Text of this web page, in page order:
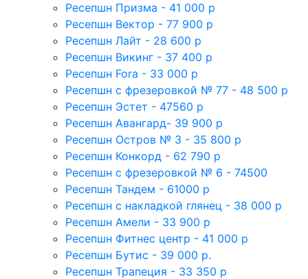
Ресепшн Призма - 41 000 р
Ресепшн Вектор - 77 900 р
Ресепшн Лайт - 28 600 р
Ресепшн Викинг - 37 400 р
Ресепшн Fora - 33 000 р
Ресепшн с фрезеровкой № 77 - 48 500 р
Ресепшн Эстет - 47560 р
Ресепшн Авангард- 39 900 р
Ресепшн Остров № 3 - 35 800 р
Ресепшн Конкорд - 62 790 р
Ресепшн с фрезеровкой № 6 - 74500
Ресепшн Тандем - 61000 р
Ресепшн с накладкой глянец - 38 000 р
Ресепшн Амели - 33 900 р
Ресепшн Фитнес центр - 41 000 р
Ресепшн Бутис - 39 000 р.
Ресепшн Трапеция - 33 350 р